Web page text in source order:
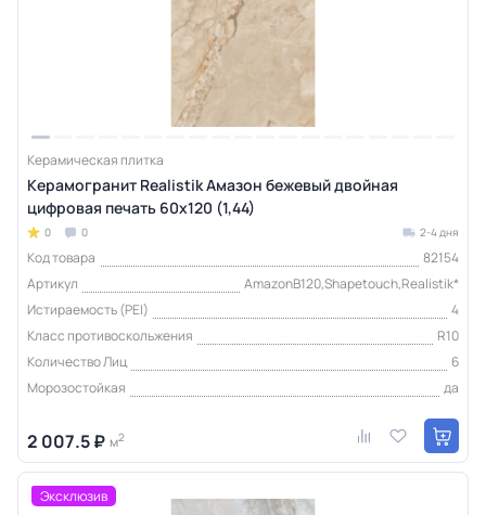
Керамическая плитка
Керамогранит Realistik Амазон бежевый двойная
цифровая печать 60х120 (1,44)
0 0 2-4 дня
Код товара
82154
Артикул
AmazonB120,Shapetouch,Realistik*
Истираемость (PEI)
4
Класс противоскольжения
R10
Количество Лиц
6
Морозостойкая
да
2 007.5 ₽ м2
Эксклюзив